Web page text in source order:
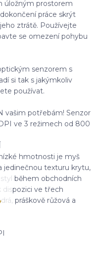
úložným prostorem
práce skrýt
ztrátě. Používejte
se omezení pohybu
senzorem s
si tak s jakýmkoliv
používat.
vašim potřebám! Senzor
ve 3 režimech od 800
hmotnosti je myš
jedinečnou texturu krytu,
během obchodních
dispozici ve třech
práškově růžová a